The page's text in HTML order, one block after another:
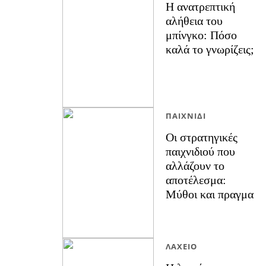
Η ανατρεπτική
αλήθεια του
μπίνγκο: Πόσο
καλά το γνωρίζεις;
Οι στρατηγικές
παιχνιδιού που
αλλάζουν το
αποτέλεσμα:
Μύθοι και πραγμα
ΠΑΙΧΝΊΔΙ
ΛΑΧΕΊΟ